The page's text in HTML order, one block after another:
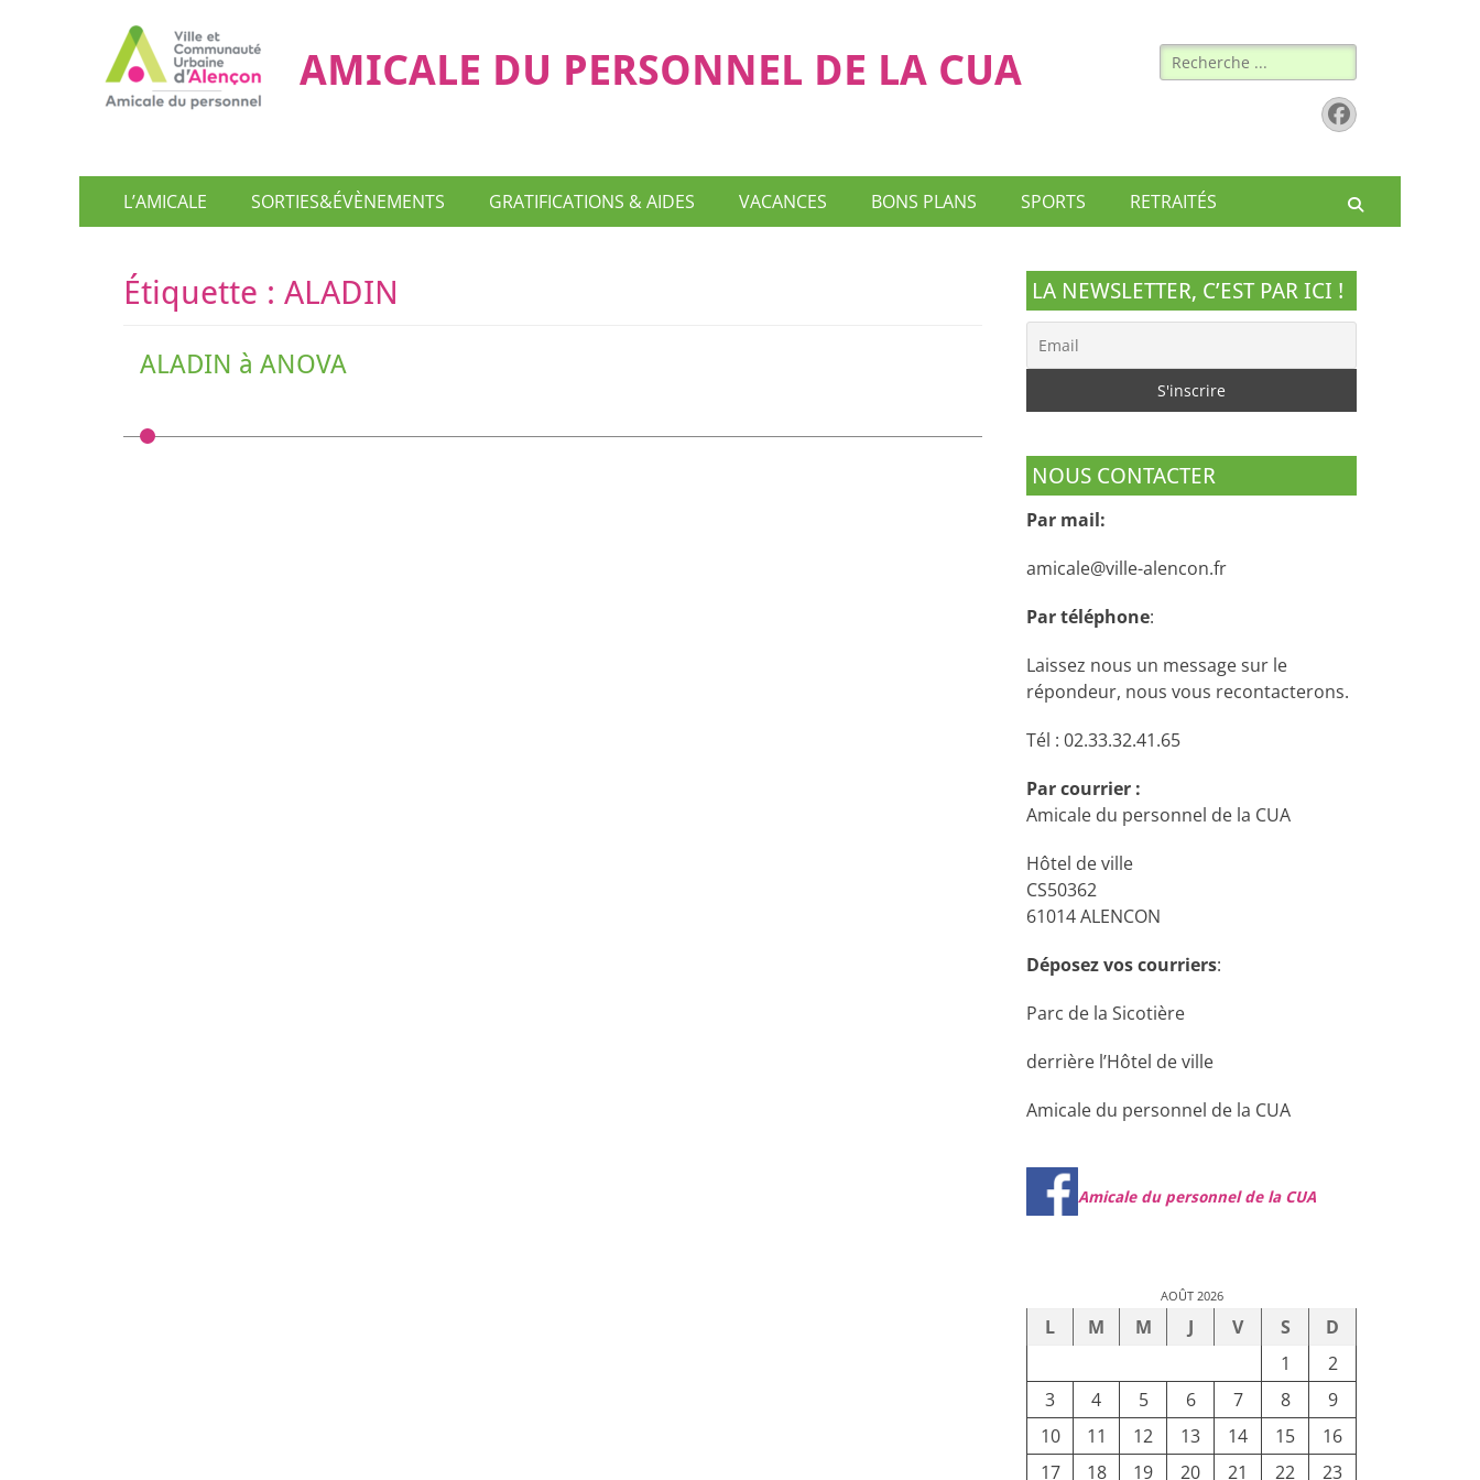
AMICALE DU PERSONNEL DE LA CUA Rechercher :
Facebook
Menu
principal
L’AMICALE SORTIES&ÉVÈNEMENTS GRATIFICATIONS & AIDES VACANCES BONS PLANS SPORTS RETRAITÉS
Étiquette : ALADIN
ALADIN à ANOVA
LA NEWSLETTER, C’EST PAR ICI !
NOUS CONTACTER
Par mail:
amicale@ville-alencon.fr
Par téléphone:
Laissez nous un message sur le
répondeur, nous vous recontacterons.
Tél : 02.33.32.41.65
Par courrier :
Amicale du personnel de la CUA
Hôtel de ville
CS50362
61014 ALENCON
Déposez vos courriers:
Parc de la Sicotière
derrière l’Hôtel de ville
Amicale du personnel de la CUA
Amicale du personnel de la CUA
AOÛT 2026
L M M J V S
D
1
2
3
4 5 6 7 8
9
10
11 12 13 14 15
16
17
18 19 20 21 22 23